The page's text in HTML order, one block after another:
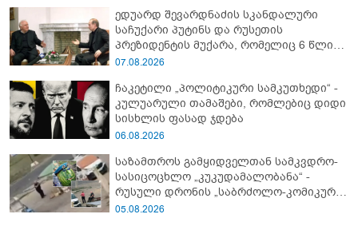
ედუარდ შევარდნაძის სკანდალური
საჩუქარი პუტინს და რუსეთის
პრეზიდენტის მუქარა, რომელიც 6 წლის
შემდეგ აასრულა
07.08.2026
ჩაკეტილი „პოლიტიკური სამკუთხედი“ -
კულუარული თამაშები, რომლებიც დიდი
სისხლის ფასად ჯდება
06.08.2026
საზამთროს გამყიდველთან სამკვდრო-
სასიცოცხლო „კუკუდამალობანა“ -
რუსული დრონის „საბრძოლო-კომიკური“
ვიდეო
05.08.2026